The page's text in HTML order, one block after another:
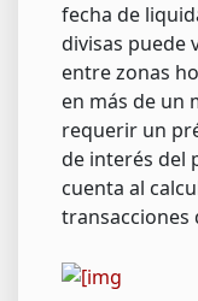
fecha de
divisas puede
entre zonas
en más de un
requerir un
de interés del
cuenta al
transacciones